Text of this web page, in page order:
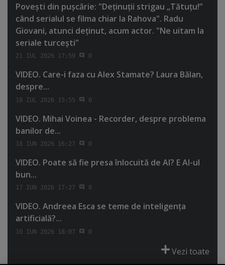
Poveşti din puşcărie: "Deţinuţii strigau „Tătuţu!”
când serialul se filma chiar la Rahova". Radu
Giovani, atunci deţinut, acum actor. "Ne uitam la
seriale turceşti"
21 IUL 2026 17:59 0
VIDEO. Care-i faza cu Alex Stamate? Laura Bălan,
despre...
18 IUL 2026 15:55 0
VIDEO. Mihai Voinea - Recorder, despre problema
banilor de...
18 IUN 2026 16:27 0
VIDEO. Poate să fie presa înlocuită de AI? E AI-ul
bun...
17 IUN 2026 17:27 0
VIDEO. Andreea Esca se teme de inteligenţa
artificială?...
10 IUN 2026 18:07 0
Vezi toate